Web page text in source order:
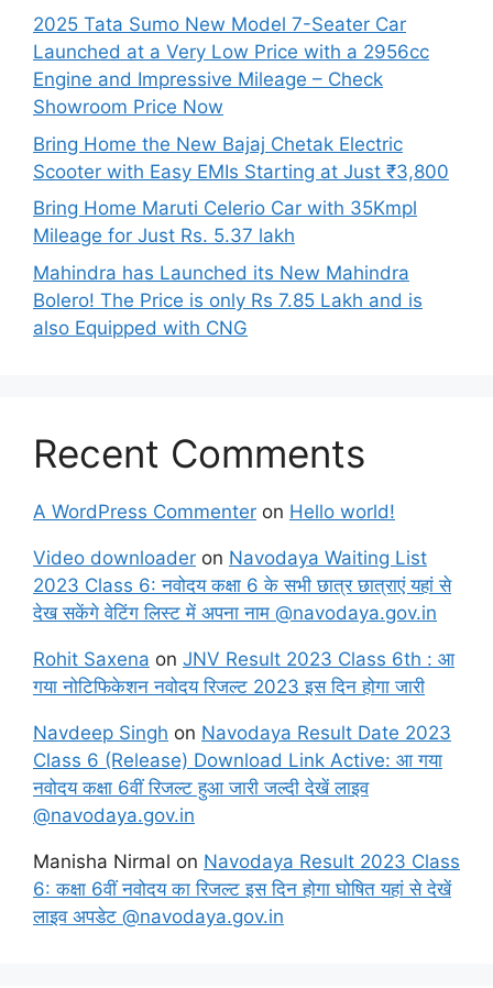
2025 Tata Sumo New Model 7-Seater Car
Launched at a Very Low Price with a 2956cc
Engine and Impressive Mileage – Check
Showroom Price Now
Bring Home the New Bajaj Chetak Electric
Scooter with Easy EMIs Starting at Just ₹3,800
Bring Home Maruti Celerio Car with 35Kmpl
Mileage for Just Rs. 5.37 lakh
Mahindra has Launched its New Mahindra
Bolero! The Price is only Rs 7.85 Lakh and is
also Equipped with CNG
Recent Comments
A WordPress Commenter on Hello world!
Video downloader on Navodaya Waiting List
2023 Class 6: नवोदय कक्षा 6 के सभी छात्र छात्राएं यहां से
देख सकेंगे वेटिंग लिस्ट में अपना नाम @navodaya.gov.in
Rohit Saxena on JNV Result 2023 Class 6th : आ
गया नोटिफिकेशन नवोदय रिजल्ट 2023 इस दिन होगा जारी
Navdeep Singh on Navodaya Result Date 2023
Class 6 (Release) Download Link Active: आ गया
नवोदय कक्षा 6वीं रिजल्ट हुआ जारी जल्दी देखें लाइव
@navodaya.gov.in
Manisha Nirmal on Navodaya Result 2023 Class
6: कक्षा 6वीं नवोदय का रिजल्ट इस दिन होगा घोषित यहां से देखें
लाइव अपडेट @navodaya.gov.in